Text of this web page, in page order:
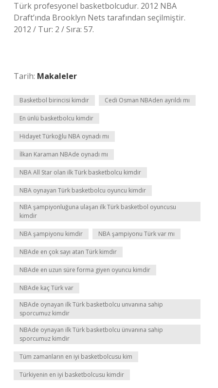
Türk profesyonel basketbolcudur. 2012 NBA
Draft’ında Brooklyn Nets tarafından seçilmiştir.
2012 / Tur: 2 / Sıra: 57.
Tarih: Makaleler
Basketbol birincisi kimdir Cedi Osman NBAden ayrıldı mı
En ünlü basketbolcu kimdir
Hidayet Türkoğlu NBA oynadı mı
İlkan Karaman NBAde oynadı mı
NBA All Star olan ilk Türk basketbolcu kimdir
NBA oynayan Türk basketbolcu oyuncu kimdir
NBA şampiyonluğuna ulaşan ilk Türk basketbol oyuncusu
kimdir
NBA şampiyonu kimdir NBA şampiyonu Türk var mı
NBAde en çok sayı atan Türk kimdir
NBAde en uzun süre forma giyen oyuncu kimdir
NBAde kaç Türk var
NBAde oynayan ilk Türk basketbolcu unvanına sahip
sporcumuz kimdir
NBAde oynayan ilk Türk basketbolcu ünvanına sahip
sporcumuz kimdir
Tüm zamanların en iyi basketbolcusu kim
Türkiyenin en iyi basketbolcusu kimdir